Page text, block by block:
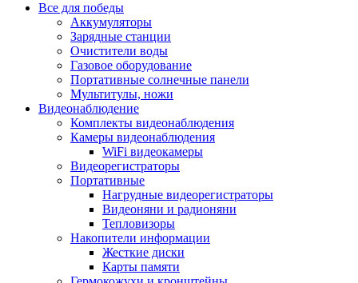
Все для победы
Аккумуляторы
Зарядные станции
Очистители воды
Газовое оборудование
Портативные солнечные панели
Мультитулы, ножи
Видеонаблюдение
Комплекты видеонаблюдения
Камеры видеонаблюдения
WiFi видеокамеры
Видеорегистраторы
Портативные
Нагрудные видеорегистраторы
Видеоняни и радионяни
Тепловизоры
Накопители информации
Жесткие диски
Карты памяти